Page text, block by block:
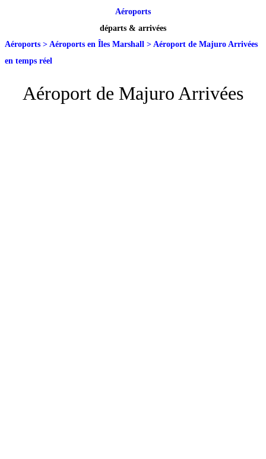
Aéroports
départs & arrivées
Aéroports > Aéroports en Îles Marshall > Aéroport de Majuro Arrivées
en temps réel
Aéroport de Majuro Arrivées